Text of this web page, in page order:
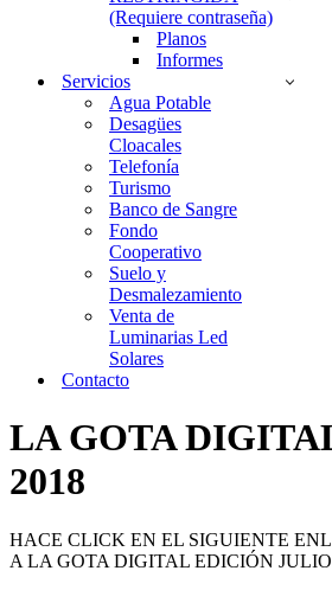
(Requiere contraseña)
Planos
Informes
Servicios
Agua Potable
Desagües
Cloacales
Telefonía
Turismo
Banco de Sangre
Fondo
Cooperativo
Suelo y
Desmalezamiento
Venta de
Luminarias Led
Solares
Contacto
LA GOTA
2018
HACE CLICK EN EL SIGUIENTE
A LA GOTA DIGITAL EDICIÓN